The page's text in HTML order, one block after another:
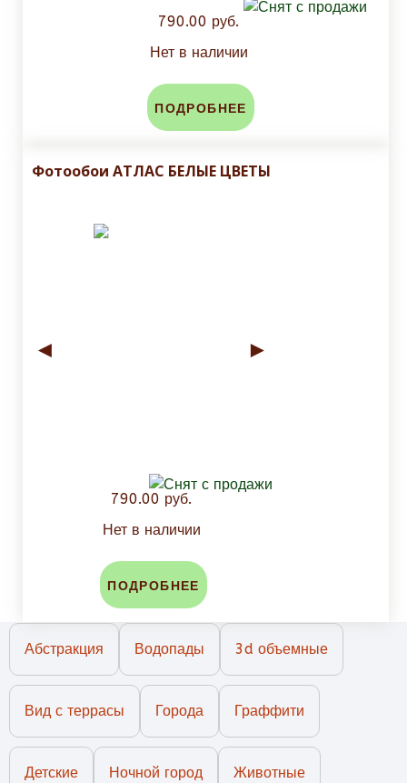
790.00 руб.
Нет в наличии
ПОДРОБНЕЕ
Фотообои АТЛАС БЕЛЫЕ ЦВЕТЫ
◄ ►
790.00 руб.
Нет в наличии
ПОДРОБНЕЕ
Абстракция Водопады 3d объемные
Вид с террасы Города Граффити
Детские Ночной город Животные